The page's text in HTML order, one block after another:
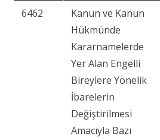
6462
Kanun ve Kanun
Hükmünde
Kararnamelerde
Yer Alan Engelli
Bireylere Yönelik
İbarelerin
Değiştirilmesi
Amacıyla Bazı